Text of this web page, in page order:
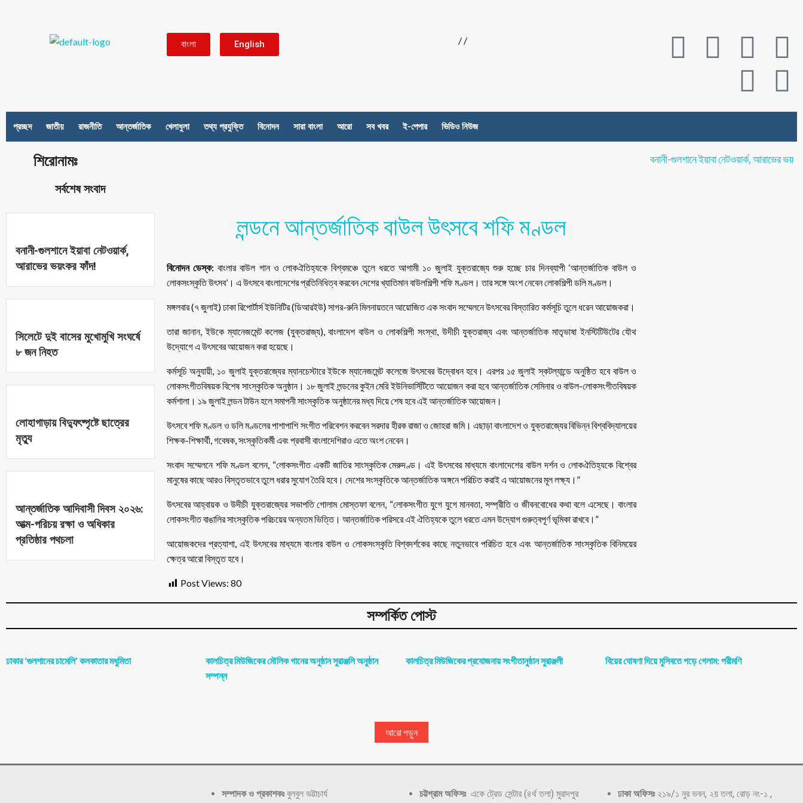
বাংলা English / /
প্রচ্ছদ জাতীয় রাজনীতি আন্তর্জাতিক খেলাধুলা তথ্য প্রযুক্তি বিনোদন সারা বাংলা আরো সব খবর ই-পেপার ভিডিও নিউজ
শিরোনামঃ বনানী-গুলশানে ইয়াবা নেটওয়ার্ক, আরাভের
সর্বশেষ সংবাদ
বনানী-গুলশানে ইয়াবা নেটওয়ার্ক,
আরাভের ভয়ংকর ফাঁদ!
সিলেটে দুই বাসের মুখোমুখি সংঘর্ষে
৮ জন নিহত
লোহাগাড়ায় বিদ্যুৎষ্পৃষ্টে ছাত্রের
মৃত্যু
আন্তর্জাতিক আদিবাসী দিবস ২০২৬:
আত্ম-পরিচয় রক্ষা ও অধিকার
প্রতিষ্ঠার পথচলা
লন্ডনে আন্তর্জাতিক বাউল উৎসবে শফি মণ্ডল
বিনোদন ডেস্ক: বাংলার বাউল গান ও লোকঐতিহ্যকে বিশ্বমঞ্চে তুলে ধরতে আগামী ১০ জুলাই যুক্তরাজ্যে শুরু হচ্ছে চার দিনব্যাপী ‘আন্তর্জাতিক বাউল ও
লোকসংস্কৃতি উৎসব’। এ উৎসবে বাংলাদেশের প্রতিনিধিত্ব করবেন দেশের খ্যাতিমান বাউলশিল্পী শফি মণ্ডল। তার সঙ্গে অংশ নেবেন লোকশিল্পী ডলি মণ্ডল।
মঙ্গলবার (৭ জুলাই) ঢাকা রিপোর্টার্স ইউনিটির (ডিআরইউ) সাগর-রুনি মিলনায়তনে আয়োজিত এক সংবাদ সম্মেলনে উৎসবের বিস্তারিত কর্মসূচি তুলে ধরেন আয়োজকরা।
তারা জানান, ইউকে ম্যানেজমেন্ট কলেজ (যুক্তরাজ্য), বাংলাদেশ বাউল ও লোকশিল্পী সংস্থা, উদীচী যুক্তরাজ্য এবং আন্তর্জাতিক মাতৃভাষা ইনস্টিটিউটের যৌথ
উদ্যোগে এ উৎসবের আয়োজন করা হয়েছে।
কর্মসূচি অনুযায়ী, ১০ জুলাই যুক্তরাজ্যের ম্যানচেস্টারে ইউকে ম্যানেজমেন্ট কলেজে উৎসবের উদ্বোধন হবে। এরপর ১৫ জুলাই স্কটল্যান্ডে অনুষ্ঠিত হবে বাউল ও
লোকসংগীতবিষয়ক বিশেষ সাংস্কৃতিক অনুষ্ঠান। ১৮ জুলাই লন্ডনের কুইন মেরি ইউনিভার্সিটিতে আয়োজন করা হবে আন্তর্জাতিক সেমিনার ও বাউল-লোকসংগীতবিষয়ক
কর্মশালা। ১৯ জুলাই লন্ডন টাউন হলে সমাপনী সাংস্কৃতিক অনুষ্ঠানের মধ্য দিয়ে শেষ হবে এই আন্তর্জাতিক আয়োজন।
উৎসবে শফি মণ্ডল ও ডলি মণ্ডলের পাশাপাশি সংগীত পরিবেশন করবেন সরদার হীরক রাজা ও জোহরা জমি। এছাড়া বাংলাদেশ ও যুক্তরাজ্যের বিভিন্ন বিশ্ববিদ্যালয়ের
শিক্ষক-শিক্ষার্থী, গবেষক, সংস্কৃতিকর্মী এবং প্রবাসী বাংলাদেশিরাও এতে অংশ নেবেন।
সংবাদ সম্মেলনে শফি মণ্ডল বলেন, “লোকসংগীত একটি জাতির সাংস্কৃতিক মেরুদণ্ড। এই উৎসবের মাধ্যমে বাংলাদেশের বাউল দর্শন ও লোকঐতিহ্যকে বিশ্বের
মানুষের কাছে আরও বিস্তৃতভাবে তুলে ধরার সুযোগ তৈরি হবে। দেশের সংস্কৃতিকে আন্তর্জাতিক অঙ্গনে পরিচিত করাই এ আয়োজনের মূল লক্ষ্য।”
উৎসবের আহ্বায়ক ও উদীচী যুক্তরাজ্যের সভাপতি গোলাম মোস্তফা বলেন, “লোকসংগীত যুগে যুগে মানবতা, সম্প্রীতি ও জীবনবোধের কথা বলে এসেছে। বাংলার
লোকসংগীত বাঙালির সাংস্কৃতিক পরিচয়ের অন্যতম ভিত্তি। আন্তর্জাতিক পরিসরে এই ঐতিহ্যকে তুলে ধরতে এমন উদ্যোগ গুরুত্বপূর্ণ ভূমিকা রাখবে।”
আয়োজকদের প্রত্যাশা, এই উৎসবের মাধ্যমে বাংলার বাউল ও লোকসংস্কৃতি বিশ্বদর্শকের কাছে নতুনভাবে পরিচিত হবে এবং আন্তর্জাতিক সাংস্কৃতিক বিনিময়ের
ক্ষেত্র আরো বিস্তৃত হবে।
Post Views: 80
সম্পর্কিত পোস্ট
ঢাকার ‘গুলশানের চামেলি’ কলকাতার মধুমিতা
কালচিত্র মিউজিকের মৌলিক গানের অনুষ্ঠান সুরাঞ্জলি অনুষ্ঠান
সম্পন্ন
কালচিত্র মিউজিকের প্রযোজনায় সংগীতানুষ্ঠান সুরাঞ্জলী বিয়ের ঘোষণা দিয়ে মুসিবতে পড়ে গেলাম: পরীমণি
আরো পড়ুন
সম্পাদক ও প্রকাশকঃবুলবুল ভট্টাচার্য চট্টগ্রাম অফিসঃএকে ট্রেড সেন্টার (৪র্থ তলা) মুরাদপুর ঢাকা অফিসঃ২১৯/১ নুর ভবন, ২য় তলা, রোড় নং-১ ,